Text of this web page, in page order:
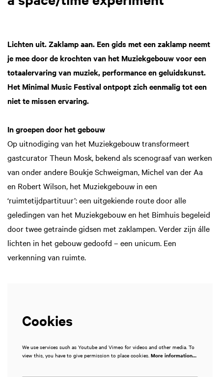
Lichten uit. Zaklamp aan. Een gids met een zaklamp neemt
je mee door de krochten van het Muziekgebouw voor een
totaalervaring van muziek, performance en geluidskunst.
Het Minimal Music Festival ontpopt zich eenmalig tot een
niet te missen ervaring.
In groepen door het gebouw
Op uitnodiging van het Muziekgebouw transformeert
gastcurator Theun Mosk, bekend als scenograaf van werken
van onder andere Boukje Schweigman, Michel van der Aa
en Robert Wilson, het Muziekgebouw in een
‘ruimtetijdpartituur’: een uitgekiende route door alle
geledingen van het Muziekgebouw en het Bimhuis begeleid
door twee getrainde gidsen met zaklampen. Verder zijn álle
lichten in het gebouw gedoofd – een unicum. Een
verkenning van ruimte.
Cookies
We use services such as Youtube and Vimeo for videos and other media. To
view this, you have to give permission to place cookies. More information…